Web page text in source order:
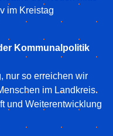
im Kreistag
Kommunalpolitik
nur so erreichen wir
im Landkreis.
und Weiterentwicklung